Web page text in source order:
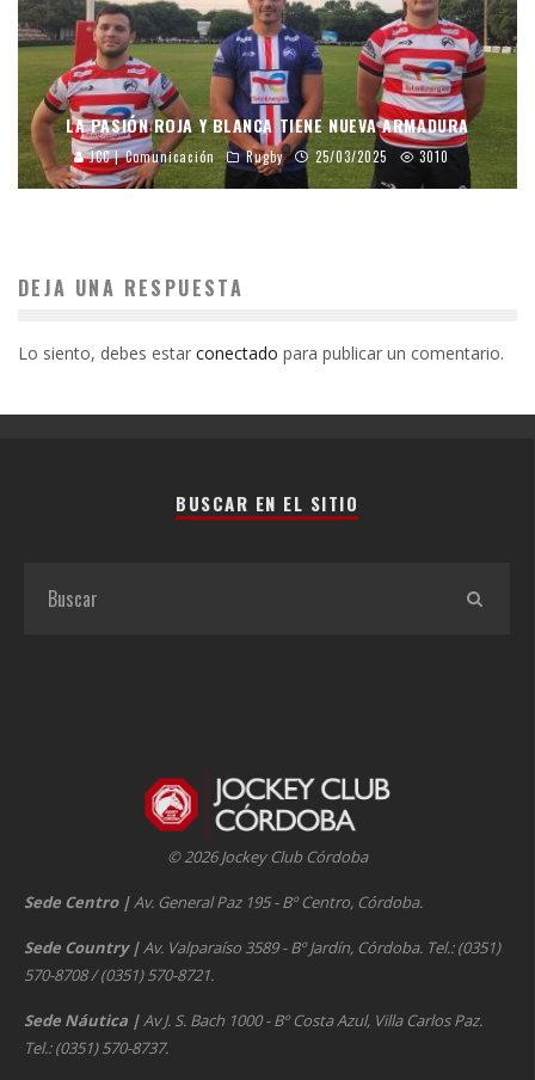
LA PASIÓN ROJA Y BLANCA TIENE NUEVA ARMADURA
JCC | Comunicación Rugby 25/03/2025 3010
DEJA UNA RESPUESTA
Lo siento, debes estar conectado para publicar un comentario.
BUSCAR EN EL SITIO
© 2026 Jockey Club Córdoba
Sede Centro |Av. General Paz 195 - Bº Centro, Córdoba.
Sede Country |Av. Valparaíso 3589 - Bº Jardín, Córdoba. Tel.: (0351)
570-8708 / (0351) 570-8721.
Sede Náutica |Av J. S. Bach 1000 - Bº Costa Azul, Villa Carlos Paz.
Tel.: (0351) 570-8737.